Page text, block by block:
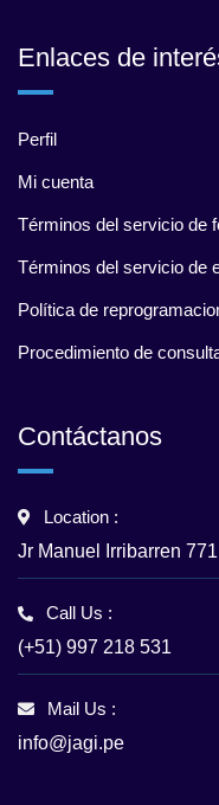
Enlaces de
Perfil
Mi cuenta
Términos del servicio de
Términos del servicio de
Política de
Procedimiento de
Contáctanos
Location :
Jr Manuel Irribarren
Call Us :
(+51) 997 218 531
Mail Us :
info@jagi.pe